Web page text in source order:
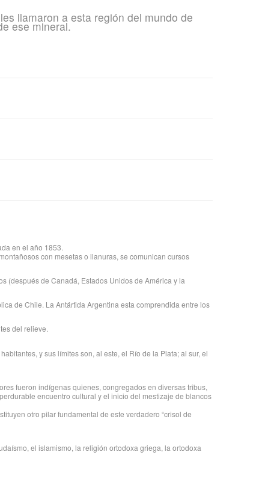
llamaron a esta región del mundo de
ese mineral.
en el año 1853.
con mesetas o llanuras, se comunican cursos
(después de Canadá, Estados Unidos de América y la
de Chile. La Antártida Argentina esta comprendida entre los
del relieve.
y sus límites son, al este, el Río de la Plata; al sur, el
fueron indígenas quienes, congregados en diversas tribus,
encuentro cultural y el inicio del mestizaje de blancos
otro pilar fundamental de este verdadero “crisol de
el islamismo, la religión ortodoxa griega, la ortodoxa